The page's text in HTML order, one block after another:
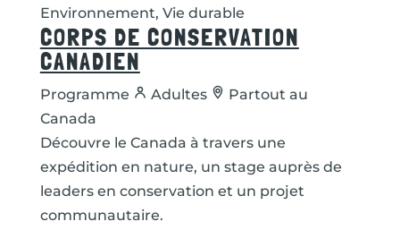
Environnement, Vie durable
CORPS DE CONSERVATION
CANADIEN
Programme Adultes
Partout au
Canada
Découvre le Canada à travers une
expédition en nature, un stage auprès de
leaders en conservation et un projet
communautaire.